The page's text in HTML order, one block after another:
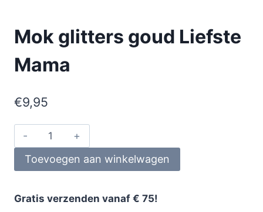
Mok glitters goud Liefste
Mama
€9,95
Toevoegen aan winkelwagen
Gratis verzenden vanaf € 75!